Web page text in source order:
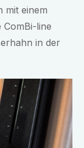
mit einem
line
in der